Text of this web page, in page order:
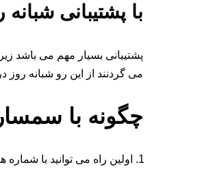
با پشتیبانی
پشتیبانی بسیار مهم می باشد
می گردنند از این رو شبانه
چگونه با
اولین راه می توانید با